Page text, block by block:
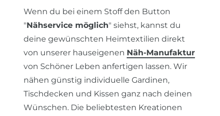
Wenn du bei einem Stoff den Button
"Nähservice möglich" siehst, kannst du
deine gewünschten Heimtextilien direkt
von unserer hauseigenen Näh-Manufaktur
von Schöner Leben anfertigen lassen. Wir
nähen günstig individuelle Gardinen,
Tischdecken und Kissen ganz nach deinen
Wünschen. Die beliebtesten Kreationen